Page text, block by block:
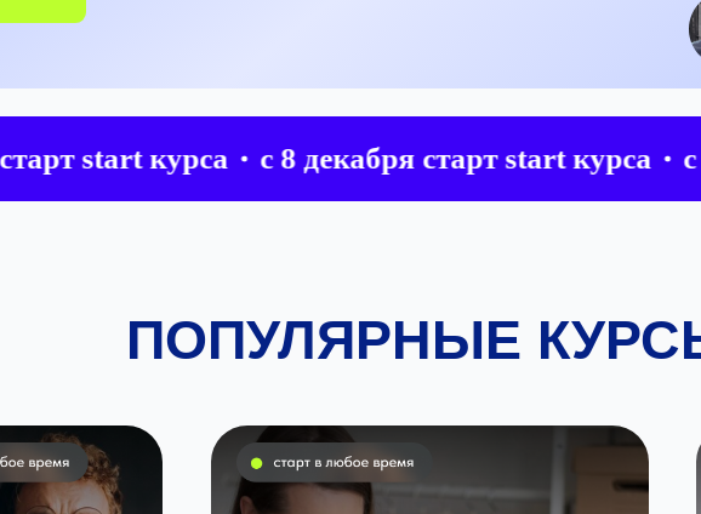
курса с 8 декабря старт start курса с 8
ПОПУЛЯРНЫЕ